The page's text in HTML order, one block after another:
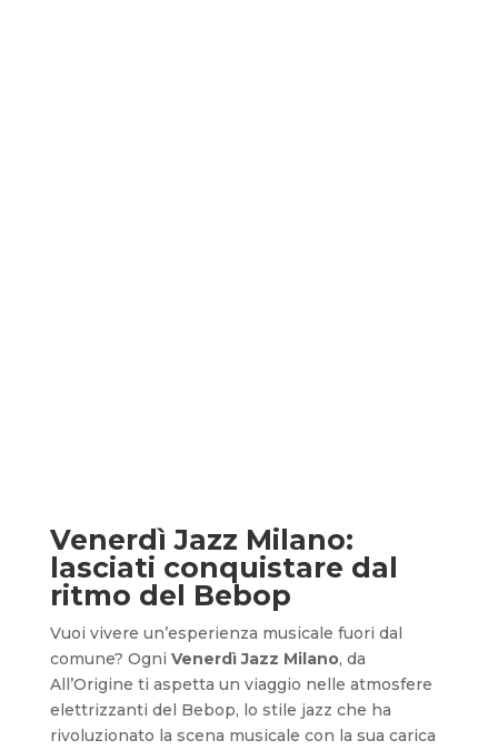
Venerdì Jazz Milano:
lasciati conquistare dal
ritmo del Bebop
Vuoi vivere un’esperienza musicale fuori dal
comune? Ogni Venerdì Jazz Milano, da
All’Origine ti aspetta un viaggio nelle atmosfere
elettrizzanti del Bebop, lo stile jazz che ha
rivoluzionato la scena musicale con la sua carica